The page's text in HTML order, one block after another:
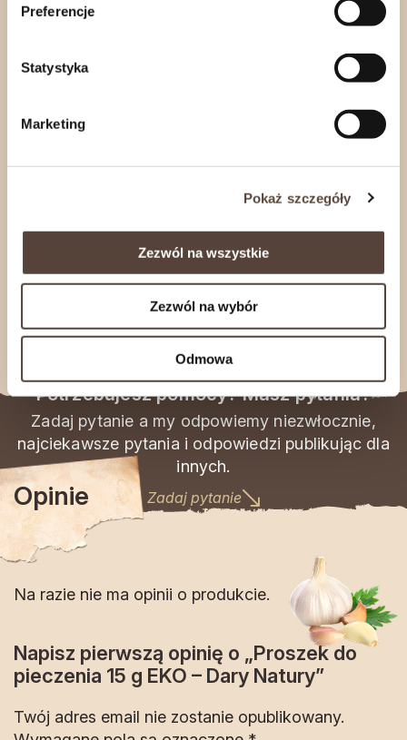
Preferencje
Statystyka
Marketing
Pokaż szczegóły
Zezwól na wszystkie
Zezwól na wybór
Odmowa
Mieszanka Studencka z żurawiną
500 g – Spice Tree
22,79zł 48,98zł
Potrzebujesz pomocy? Masz pytania?
Zadaj pytanie a my odpowiemy niezwłocznie,
najciekawsze pytania i odpowiedzi publikując dla
innych.
Zadaj pytanie
Opinie
Na razie nie ma opinii o produkcie.
Napisz pierwszą opinię o „Proszek do
pieczenia 15 g EKO – Dary Natury”
Twój adres email nie zostanie opublikowany.